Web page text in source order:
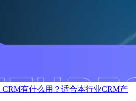
有什么用？适合本行业CRM产